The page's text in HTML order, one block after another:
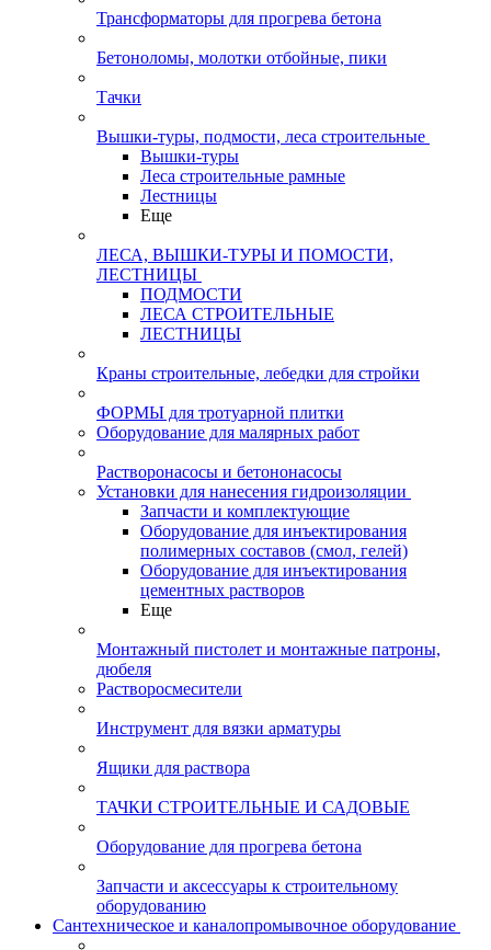
Трансформаторы для прогрева бетона
Бетоноломы, молотки отбойные, пики
Тачки
Вышки-туры, подмости, леса строительные
Вышки-туры
Леса строительные рамные
Лестницы
Еще
ЛЕСА, ВЫШКИ-ТУРЫ И ПОМОСТИ,
ЛЕСТНИЦЫ
ПОДМОСТИ
ЛЕСА СТРОИТЕЛЬНЫЕ
ЛЕСТНИЦЫ
Краны строительные, лебедки для стройки
ФОРМЫ для тротуарной плитки
Оборудование для малярных работ
Растворонасосы и бетононасосы
Установки для нанесения гидроизоляции
Запчасти и комплектующие
Оборудование для инъектирования
полимерных составов (смол, гелей)
Оборудование для инъектирования
цементных растворов
Еще
Монтажный пистолет и монтажные патроны,
дюбеля
Растворосмесители
Инструмент для вязки арматуры
Ящики для раствора
ТАЧКИ СТРОИТЕЛЬНЫЕ И САДОВЫЕ
Оборудование для прогрева бетона
Запчасти и аксессуары к строительному
оборудованию
Сантехническое и каналопромывочное оборудование